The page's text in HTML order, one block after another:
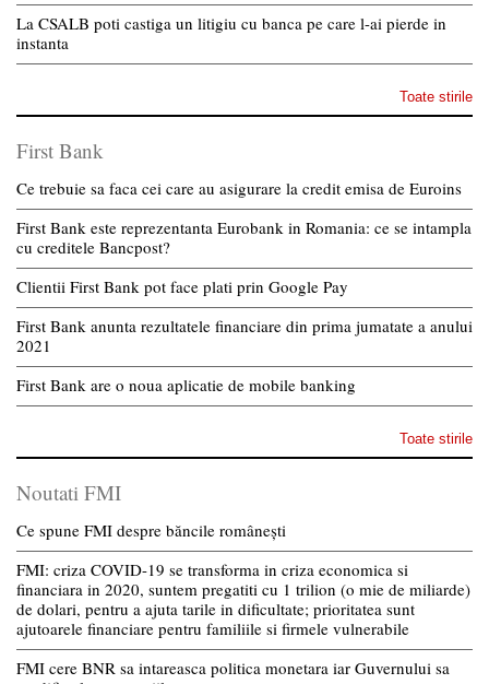
La CSALB poti castiga un litigiu cu banca pe care l-ai pierde in
instanta
Toate stirile
First Bank
Ce trebuie sa faca cei care au asigurare la credit emisa de Euroins
First Bank este reprezentanta Eurobank in Romania: ce se intampla
cu creditele Bancpost?
Clientii First Bank pot face plati prin Google Pay
First Bank anunta rezultatele financiare din prima jumatate a anului
2021
First Bank are o noua aplicatie de mobile banking
Toate stirile
Noutati FMI
Ce spune FMI despre băncile românești
FMI: criza COVID-19 se transforma in criza economica si
financiara in 2020, suntem pregatiti cu 1 trilion (o mie de miliarde)
de dolari, pentru a ajuta tarile in dificultate; prioritatea sunt
ajutoarele financiare pentru familiile si firmele vulnerabile
FMI cere BNR sa intareasca politica monetara iar Guvernului sa